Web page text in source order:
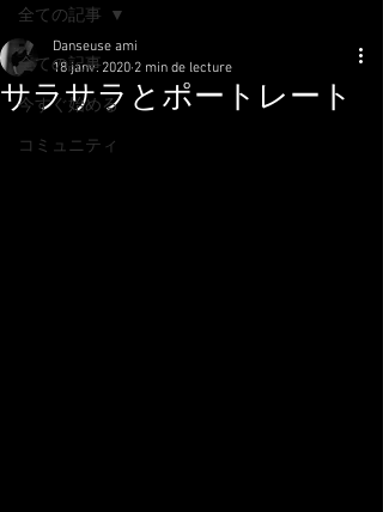
全ての記事
今すぐ始める
コミュニティ
全ての記事
サラサラとポートレート
Danseuse ami
18 janv. 2020 2 min de lecture